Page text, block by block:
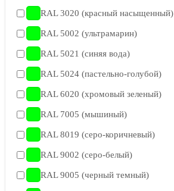
RAL 3020 (красный насыщенный)
RAL 5002 (ультрамарин)
RAL 5021 (синяя вода)
RAL 5024 (пастельно-голубой)
RAL 6020 (хромовый зеленый)
RAL 7005 (мышиный)
RAL 8019 (серо-коричневый)
RAL 9002 (серо-белый)
RAL 9005 (черный темный)